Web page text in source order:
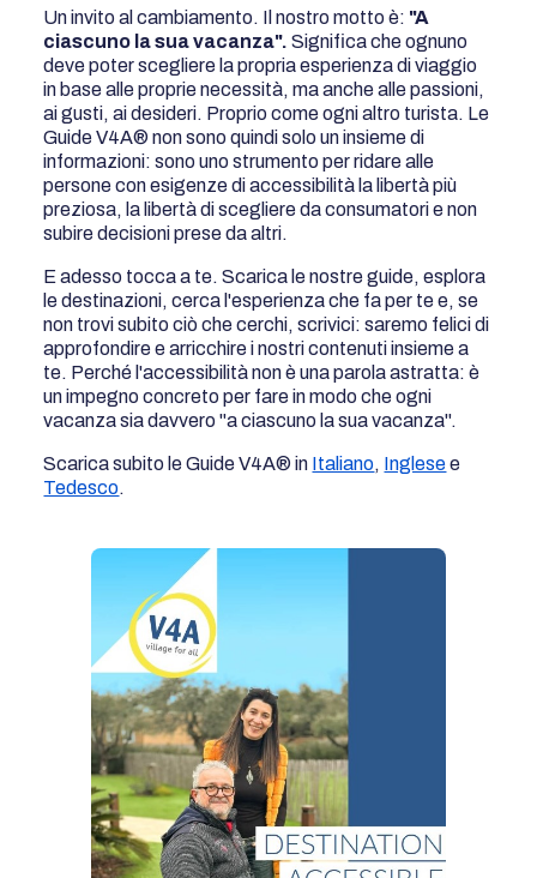
Un invito al cambiamento. Il nostro motto è: "A
ciascuno la sua vacanza".Significa che ognuno
deve poter scegliere la propria esperienza di viaggio
in base alle proprie necessità, ma anche alle passioni,
ai gusti, ai desideri. Proprio come ogni altro turista. Le
Guide V4A® non sono quindi solo un insieme di
informazioni: sono uno strumento per ridare alle
persone con esigenze di accessibilità la libertà più
preziosa, la libertà di scegliere da consumatori e non
subire decisioni prese da altri.
E adesso tocca a te. Scarica le nostre guide, esplora
le destinazioni, cerca l'esperienza che fa per te e, se
non trovi subito ciò che cerchi, scrivici: saremo felici di
approfondire e arricchire i nostri contenuti insieme a
te. Perché l'accessibilità non è una parola astratta: è
un impegno concreto per fare in modo che ogni
vacanza sia davvero "a ciascuno la sua vacanza".
Scarica subito le Guide V4A® in Italiano, Inglesee
Tedesco.